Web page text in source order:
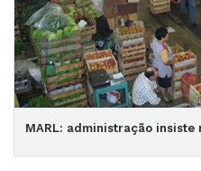
MARL: administração insiste